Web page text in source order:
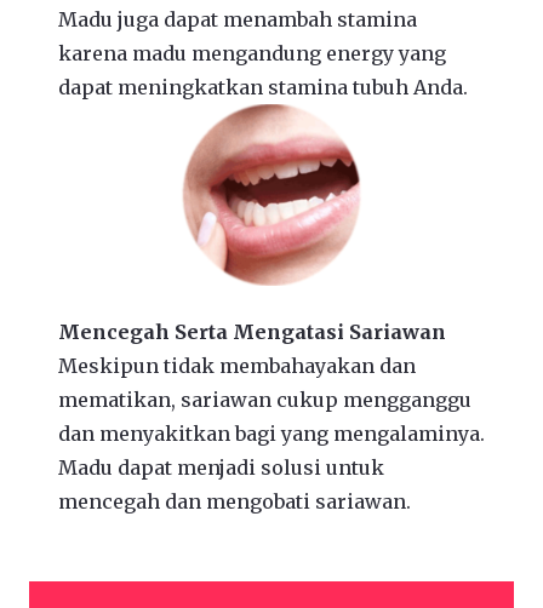
Madu juga dapat menambah stamina
karena madu mengandung energy yang
dapat meningkatkan stamina tubuh Anda.
Mencegah Serta Mengatasi Sariawan
Meskipun tidak membahayakan dan
mematikan, sariawan cukup mengganggu
dan menyakitkan bagi yang mengalaminya.
Madu dapat menjadi solusi untuk
mencegah dan mengobati sariawan.